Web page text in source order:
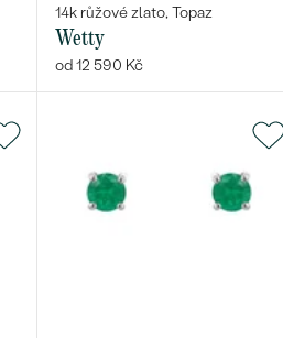
14k růžové zlato, Topaz
Wetty
od 12 590 Kč